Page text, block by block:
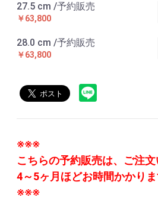
27.5 cm /予約販売
￥63,800
28.0 cm /予約販売
￥63,800
※※※
こちらの予約販売は、ご注
4～5ヶ月ほどお時間かかり
※※※